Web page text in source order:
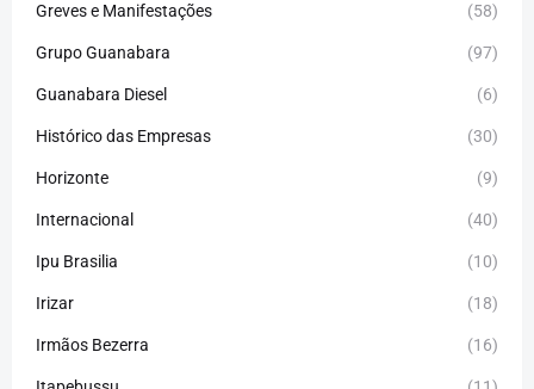
Greves e Manifestações (58)
Grupo Guanabara (97)
Guanabara Diesel (6)
Histórico das Empresas (30)
Horizonte (9)
Internacional (40)
Ipu Brasilia (10)
Irizar (18)
Irmãos Bezerra (16)